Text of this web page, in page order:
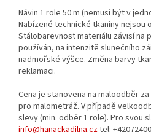
Návin 1 role 50 m (nemusí být v
Nabízené technické tkaniny nejsou
Stálobarevnost materiálu závisí na
používán, na intenzitě slunečního
nadmořské výšce. Změna barvy
reklamaci.
Cena je stanovena na maloodběr
pro malometráž. V případě
slevy (min. odběr 1 role). Pro svou
info@hanackadilna.cztel: